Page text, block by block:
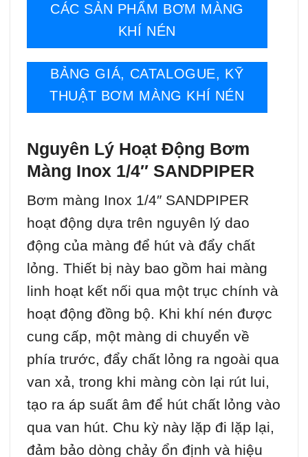
CÁC SẢN PHẨM BƠM MÀNG
KHÍ NÉN
BẢNG GIÁ, CATALOGUE, KỸ
THUẬT BƠM MÀNG KHÍ NÉN
Nguyên Lý Hoạt Động Bơm
Màng Inox 1/4″ SANDPIPER
Bơm màng Inox 1/4″ SANDPIPER
hoạt động dựa trên nguyên lý dao
động của màng để hút và đẩy chất
lỏng. Thiết bị này bao gồm hai màng
linh hoạt kết nối qua một trục chính và
hoạt động đồng bộ. Khi khí nén được
cung cấp, một màng di chuyển về
phía trước, đẩy chất lỏng ra ngoài qua
van xả, trong khi màng còn lại rút lui,
tạo ra áp suất âm để hút chất lỏng vào
qua van hút. Chu kỳ này lặp đi lặp lại,
đảm bảo dòng chảy ổn định và hiệu